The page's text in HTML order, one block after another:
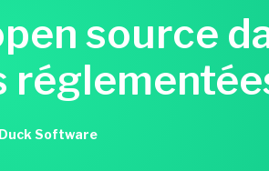
source
Software